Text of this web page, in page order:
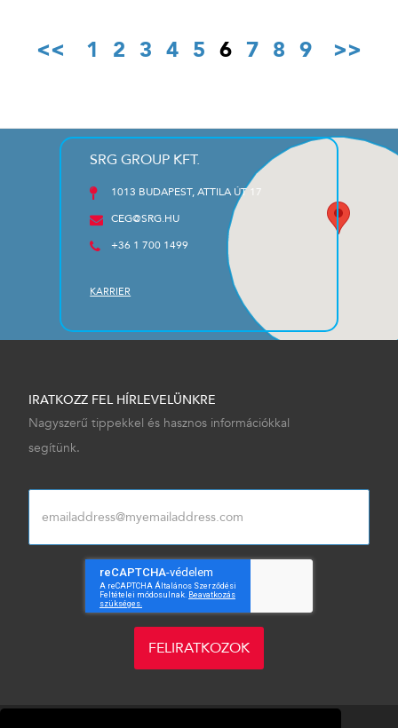
1 2 3 4 5 6 7 8 9
SRG GROUP KFT.
1013 BUDAPEST, ATTILA ÚT 17
CEG@SRG.HU
+36 1 700 1499
KARRIER
IRATKOZZ FEL HÍRLEVELÜNKRE
Nagyszerű tippekkel és hasznos információkkal
segítünk.
FELIRATKOZOK